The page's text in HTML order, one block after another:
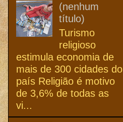
(nenhum
título)
Turismo
religioso
estimula economia de
mais de 300 cidades do
país Religião é motivo
de 3,6% de todas as
vi...